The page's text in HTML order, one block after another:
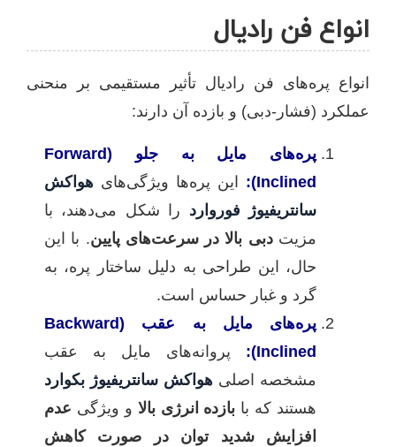
انواع فن رادیال
انواع پره‌های فن رادیال تأثیر مستقیمی بر منحنی
عملکرد (فشار-دبی) و بازده آن دارند:
پره‌های مایل به جلو (Forward
Inclined):
این پره‌ها ویژگی‌های هواکش
سانتریفیوژ فوروارد را شکل می‌دهند، با
مزیتدبی بالا در سرعت‌های پایین. با این
حال، این طراحی به دلیل ساختار پره، به
گرد و غبار حساس است.
پره‌های مایل به عقب (Backward
Inclined):
پروانه‌های مایل به عقب
مشخصه اصلی هواکش سانتریفیوژ بکوارد
هستند که با بازده انرژی بالا و ویژگی عدم
افزایش شدید توان در صورت کاهش